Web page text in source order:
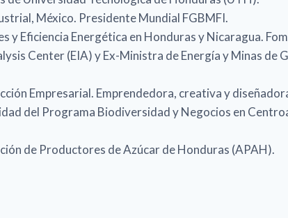
México. Presidente Mundial FGBMFI.
y Eficiencia Energética en Honduras y Nicaragua.
Center (EIA) y Ex-Ministra de Energía y Minas de
Empresarial. Emprendedora, creativa y
del Programa Biodiversidad y Negocios en
de Productores de Azúcar de Honduras (APAH).